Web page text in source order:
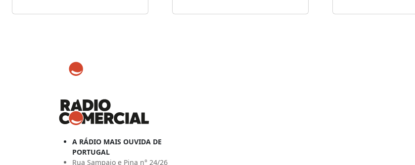
A RÁDIO MAIS OUVIDA DE
PORTUGAL
Rua Sampaio e Pina n° 24/26